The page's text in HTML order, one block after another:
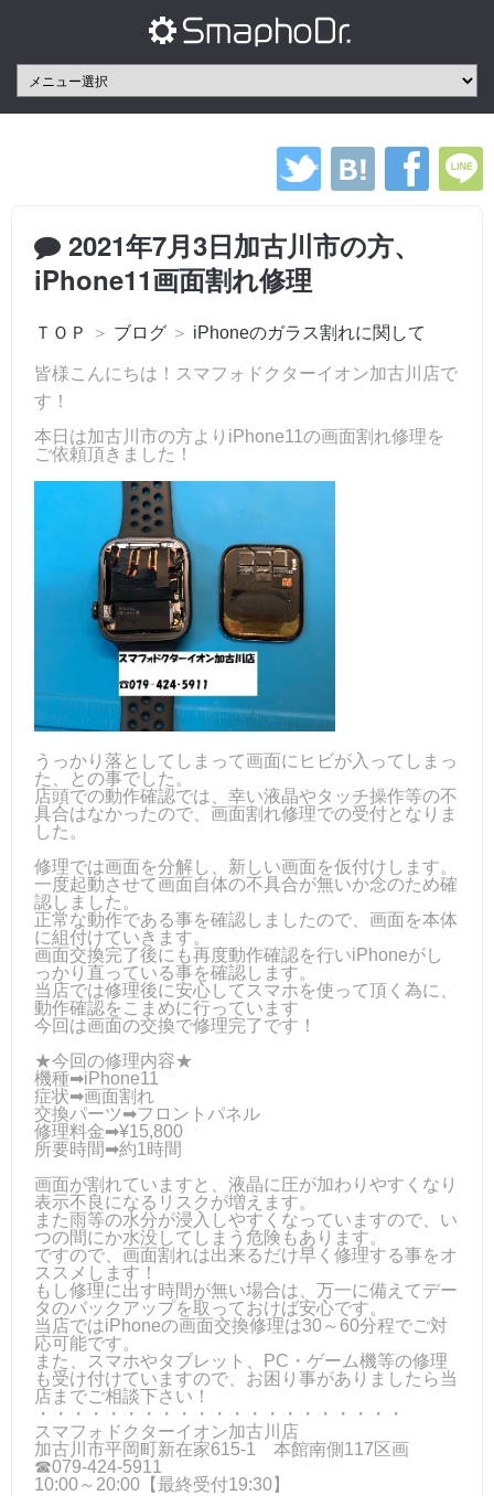
2021年7月3日加古川市の方、
iPhone11画面割れ修理
ＴＯＰ ＞ ブログ ＞ iPhoneのガラス割れに関して
皆様こんにちは！スマフォドクターイオン加古川店で
す！
本日は加古川市の方よりiPhone11の画面割れ修理を
ご依頼頂きました！
うっかり落としてしまって画面にヒビが入ってしまっ
た、との事でした。
店頭での動作確認では、幸い液晶やタッチ操作等の不
具合はなかったので、画面割れ修理での受付となりま
した。
修理では画面を分解し、新しい画面を仮付けします。
一度起動させて画面自体の不具合が無いか念のため確
認しました。
正常な動作である事を確認しましたので、画面を本体
に組付けていきます。
画面交換完了後にも再度動作確認を行いiPhoneがし
っかり直っている事を確認します。
当店では修理後に安心してスマホを使って頂く為に、
動作確認をこまめに行っています
今回は画面の交換で修理完了です！
★今回の修理内容★
機種➡iPhone11
症状➡画面割れ
交換パーツ➡フロントパネル
修理料金➡¥15,800
所要時間➡約1時間
画面が割れていますと、液晶に圧が加わりやすくなり
表示不良になるリスクが増えます。
また雨等の水分が浸入しやすくなっていますので、い
つの間にか水没してしまう危険もあります。
ですので、画面割れは出来るだけ早く修理する事をオ
ススメします！
もし修理に出す時間が無い場合は、万一に備えてデー
タのバックアップを取っておけば安心です。
当店ではiPhoneの画面交換修理は30～60分程でご対
応可能です。
また、スマホやタブレット、PC・ゲーム機等の修理
も受け付けていますので、お困り事がありましたら当
店までご相談下さい！
・・・・・・・・・・・・・・・・・・・・・
スマフォドクターイオン加古川店
加古川市平岡町新在家615-1 本館南側117区画
☎079-424-5911
10:00～20:00【最終受付19:30】